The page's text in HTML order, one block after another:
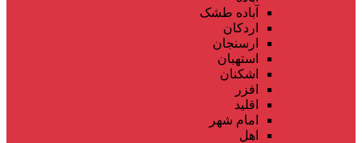
آباده طشک
اردکان
ارسنجان
استهبان
اشکنان
افزر
اقلید
امام شهر
اهل